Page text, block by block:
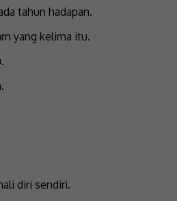
tahun hadapan.
yang kelima itu.
diri sendiri.